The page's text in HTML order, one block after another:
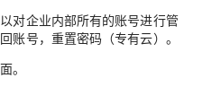
对企业内部所有的账号进行管
账号，重置密码（专有云）。
。